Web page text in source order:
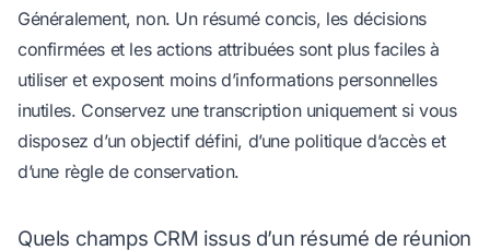
Généralement, non. Un résumé concis, les décisions
confirmées et les actions attribuées sont plus faciles à
utiliser et exposent moins d’informations personnelles
inutiles. Conservez une transcription uniquement si vous
disposez d’un objectif défini, d’une politique d’accès et
d’une règle de conservation.
Quels champs CRM issus d’un résumé de réunion